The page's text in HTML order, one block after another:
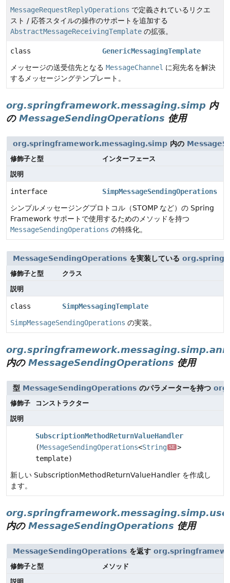
MessageRequestReplyOperations で定義されているリクエ
スト / 応答スタイルの操作のサポートを追加する
AbstractMessageReceivingTemplate の拡張。
class
GenericMessagingTemplate
メッセージの送受信先となる MessageChannel に宛先名を解決
するメッセージングテンプレート。
org.springframework.messaging.simp 内
の MessageSendingOperations 使用
org.springframework.messaging.simp 内の
修飾子と型
インターフェース
説明
interface
SimpMessageSendingOperations
シンプルメッセージングプロトコル（STOMP など）の Spring
Framework サポートで使用するためのメソッドを持つ
MessageSendingOperations の特殊化。
MessageSendingOperations を実装している
修飾子と型
クラス
説明
class
SimpMessagingTemplate
SimpMessageSendingOperations の実装。
内の MessageSendingOperations 使用
型 MessageSendingOperations のパラメーターを持つ
修飾子
コンストラクター
説明
SubscriptionMethodReturnValueHandler
(MessageSendingOperations<String SE >
template)
新しい SubscriptionMethodReturnValueHandler を作成し
ます。
内の MessageSendingOperations 使用
MessageSendingOperations を返す
修飾子と型
メソッド